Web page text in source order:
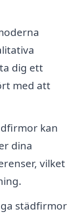
dig ett
med att
kan
dina
vilket
städfirmor